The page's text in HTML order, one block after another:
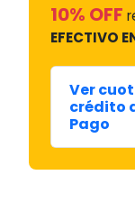
10% OFF
EFECTIVO
Ver
crédito
Pago